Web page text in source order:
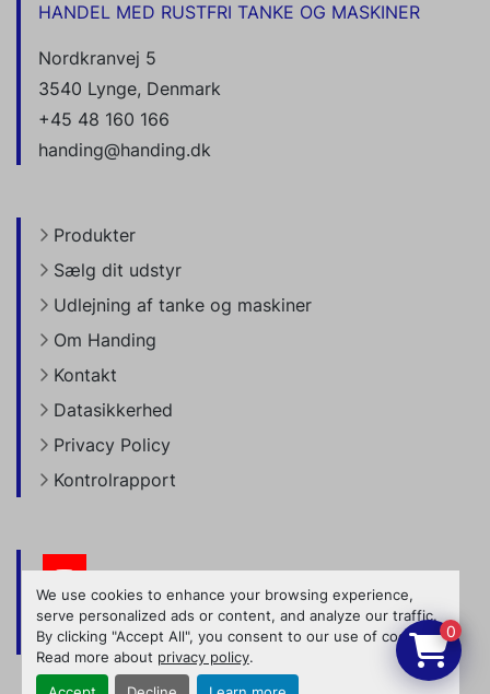
We use cookies to enhance your browsing experience,
serve personalized ads or content, and analyze our traffic.
By clicking "Accept All", you consent to our use of cookies.
Read more about privacy policy.
HANDEL MED RUSTFRI TANKE OG MASKINER
Nordkranvej 5
3540 Lynge, Denmark
+45 48 160 166
handing@handing.dk
Produkter
Sælg dit udstyr
Udlejning af tanke og maskiner
Om Handing
Kontakt
Datasikkerhed
Privacy Policy
Kontrolrapport
youtube
Manage Cookies 0